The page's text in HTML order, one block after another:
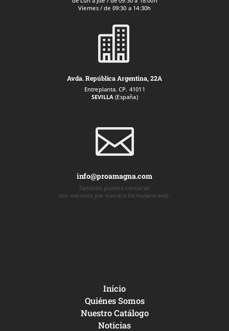
Viernes / de 09:30 a 14:30h

Avda. República Argentina, 22A
Entreplanta. CP. 41011
SEVILLA (España)

info@proamagna.com
También puedes contactar
con nosotros por nuestro formulario web.
Inicio
Quiénes Somos
Nuestro Catálogo
Noticias